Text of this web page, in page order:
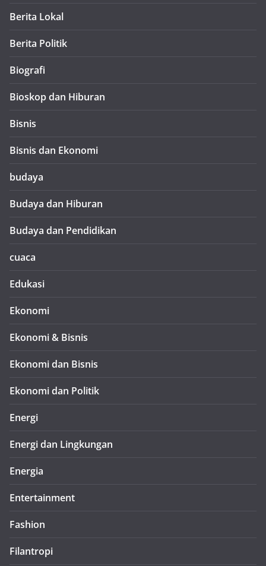
Berita Lokal
Berita Politik
Biografi
Bioskop dan Hiburan
Bisnis
Bisnis dan Ekonomi
budaya
Budaya dan Hiburan
Budaya dan Pendidikan
cuaca
Edukasi
Ekonomi
Ekonomi & Bisnis
Ekonomi dan Bisnis
Ekonomi dan Politik
Energi
Energi dan Lingkungan
Energia
Entertainment
Fashion
Filantropi